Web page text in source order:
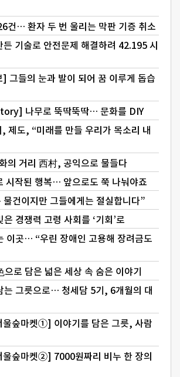
건… 환자 두 번 울리는 막판 기증 취소
든 기술로 안전문제 해결하려 42.195 시
그들의 눈과 발이 되어 꿈 이루게 돕습
나무로 뚝딱뚝딱… 문화를 DIY
제도, “미래를 만들 우리가 목소리 내
의 거리 西村, 공익으로 물들다
시작된 행복… 앞으로도 쭉 나눠야죠
물건이지만 그들에게는 절실합니다”
은 경쟁력 고령 사회를 ‘기회’로
이곳… “우린 장애인 고용해 장려금도
으로 담은 넓은 세상 속 숨은 이야기
는 그릇으로… 청세담 5기, 6개월의 대
숲마켓①] 이야기를 담은 그릇, 사람
숲마켓②] 7000원짜리 비누 한 장의